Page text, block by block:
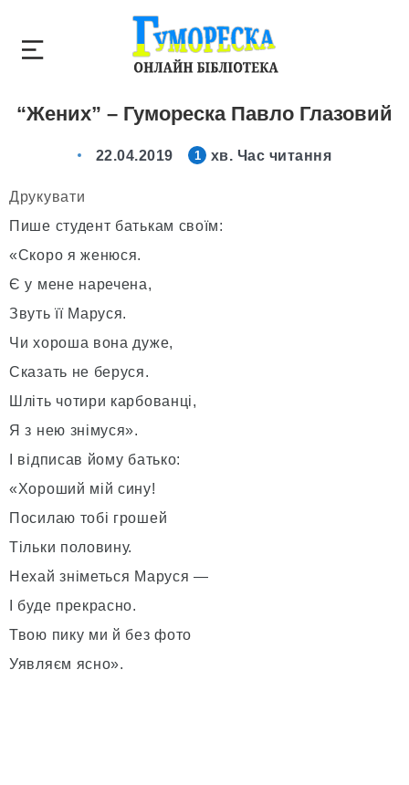
“Жених” – Гумореска Павло Глазовий
22.04.2019 1 хв. Час читання
Друкувати
Пише студент батькам своїм:
«Скоро я женюся.
Є у мене наречена,
Звуть її Маруся.
Чи хороша вона дуже,
Сказать не беруся.
Шліть чотири карбованці,
Я з нею знімуся».
І відписав йому батько:
«Хороший мій сину!
Посилаю тобі грошей
Тільки половину.
Нехай зніметься Маруся —
І буде прекрасно.
Твою пику ми й без фото
Уявляєм ясно».